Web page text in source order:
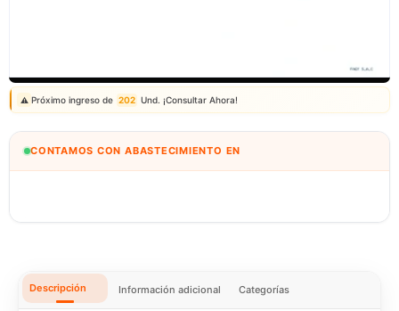
⚠️ Próximo ingreso de 202 Und. ¡Consultar Ahora!
CONTAMOS CON ABASTECIMIENTO EN
Descripción Información adicional Categorías